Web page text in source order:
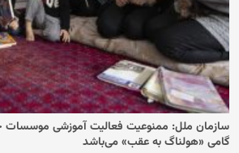
سازمان ملل: ممنوعیت فعالیت آموزشی موسسات
گامی «هولناگ به عقب» می‌باشد